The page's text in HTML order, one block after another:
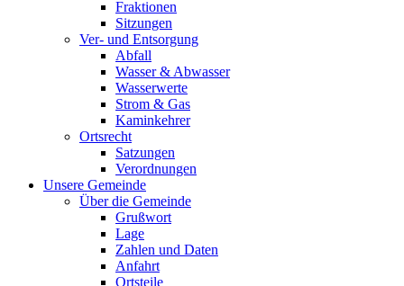
Fraktionen
Sitzungen
Ver- und Entsorgung
Abfall
Wasser & Abwasser
Wasserwerte
Strom & Gas
Kaminkehrer
Ortsrecht
Satzungen
Verordnungen
Unsere Gemeinde
Über die Gemeinde
Grußwort
Lage
Zahlen und Daten
Anfahrt
Ortsteile